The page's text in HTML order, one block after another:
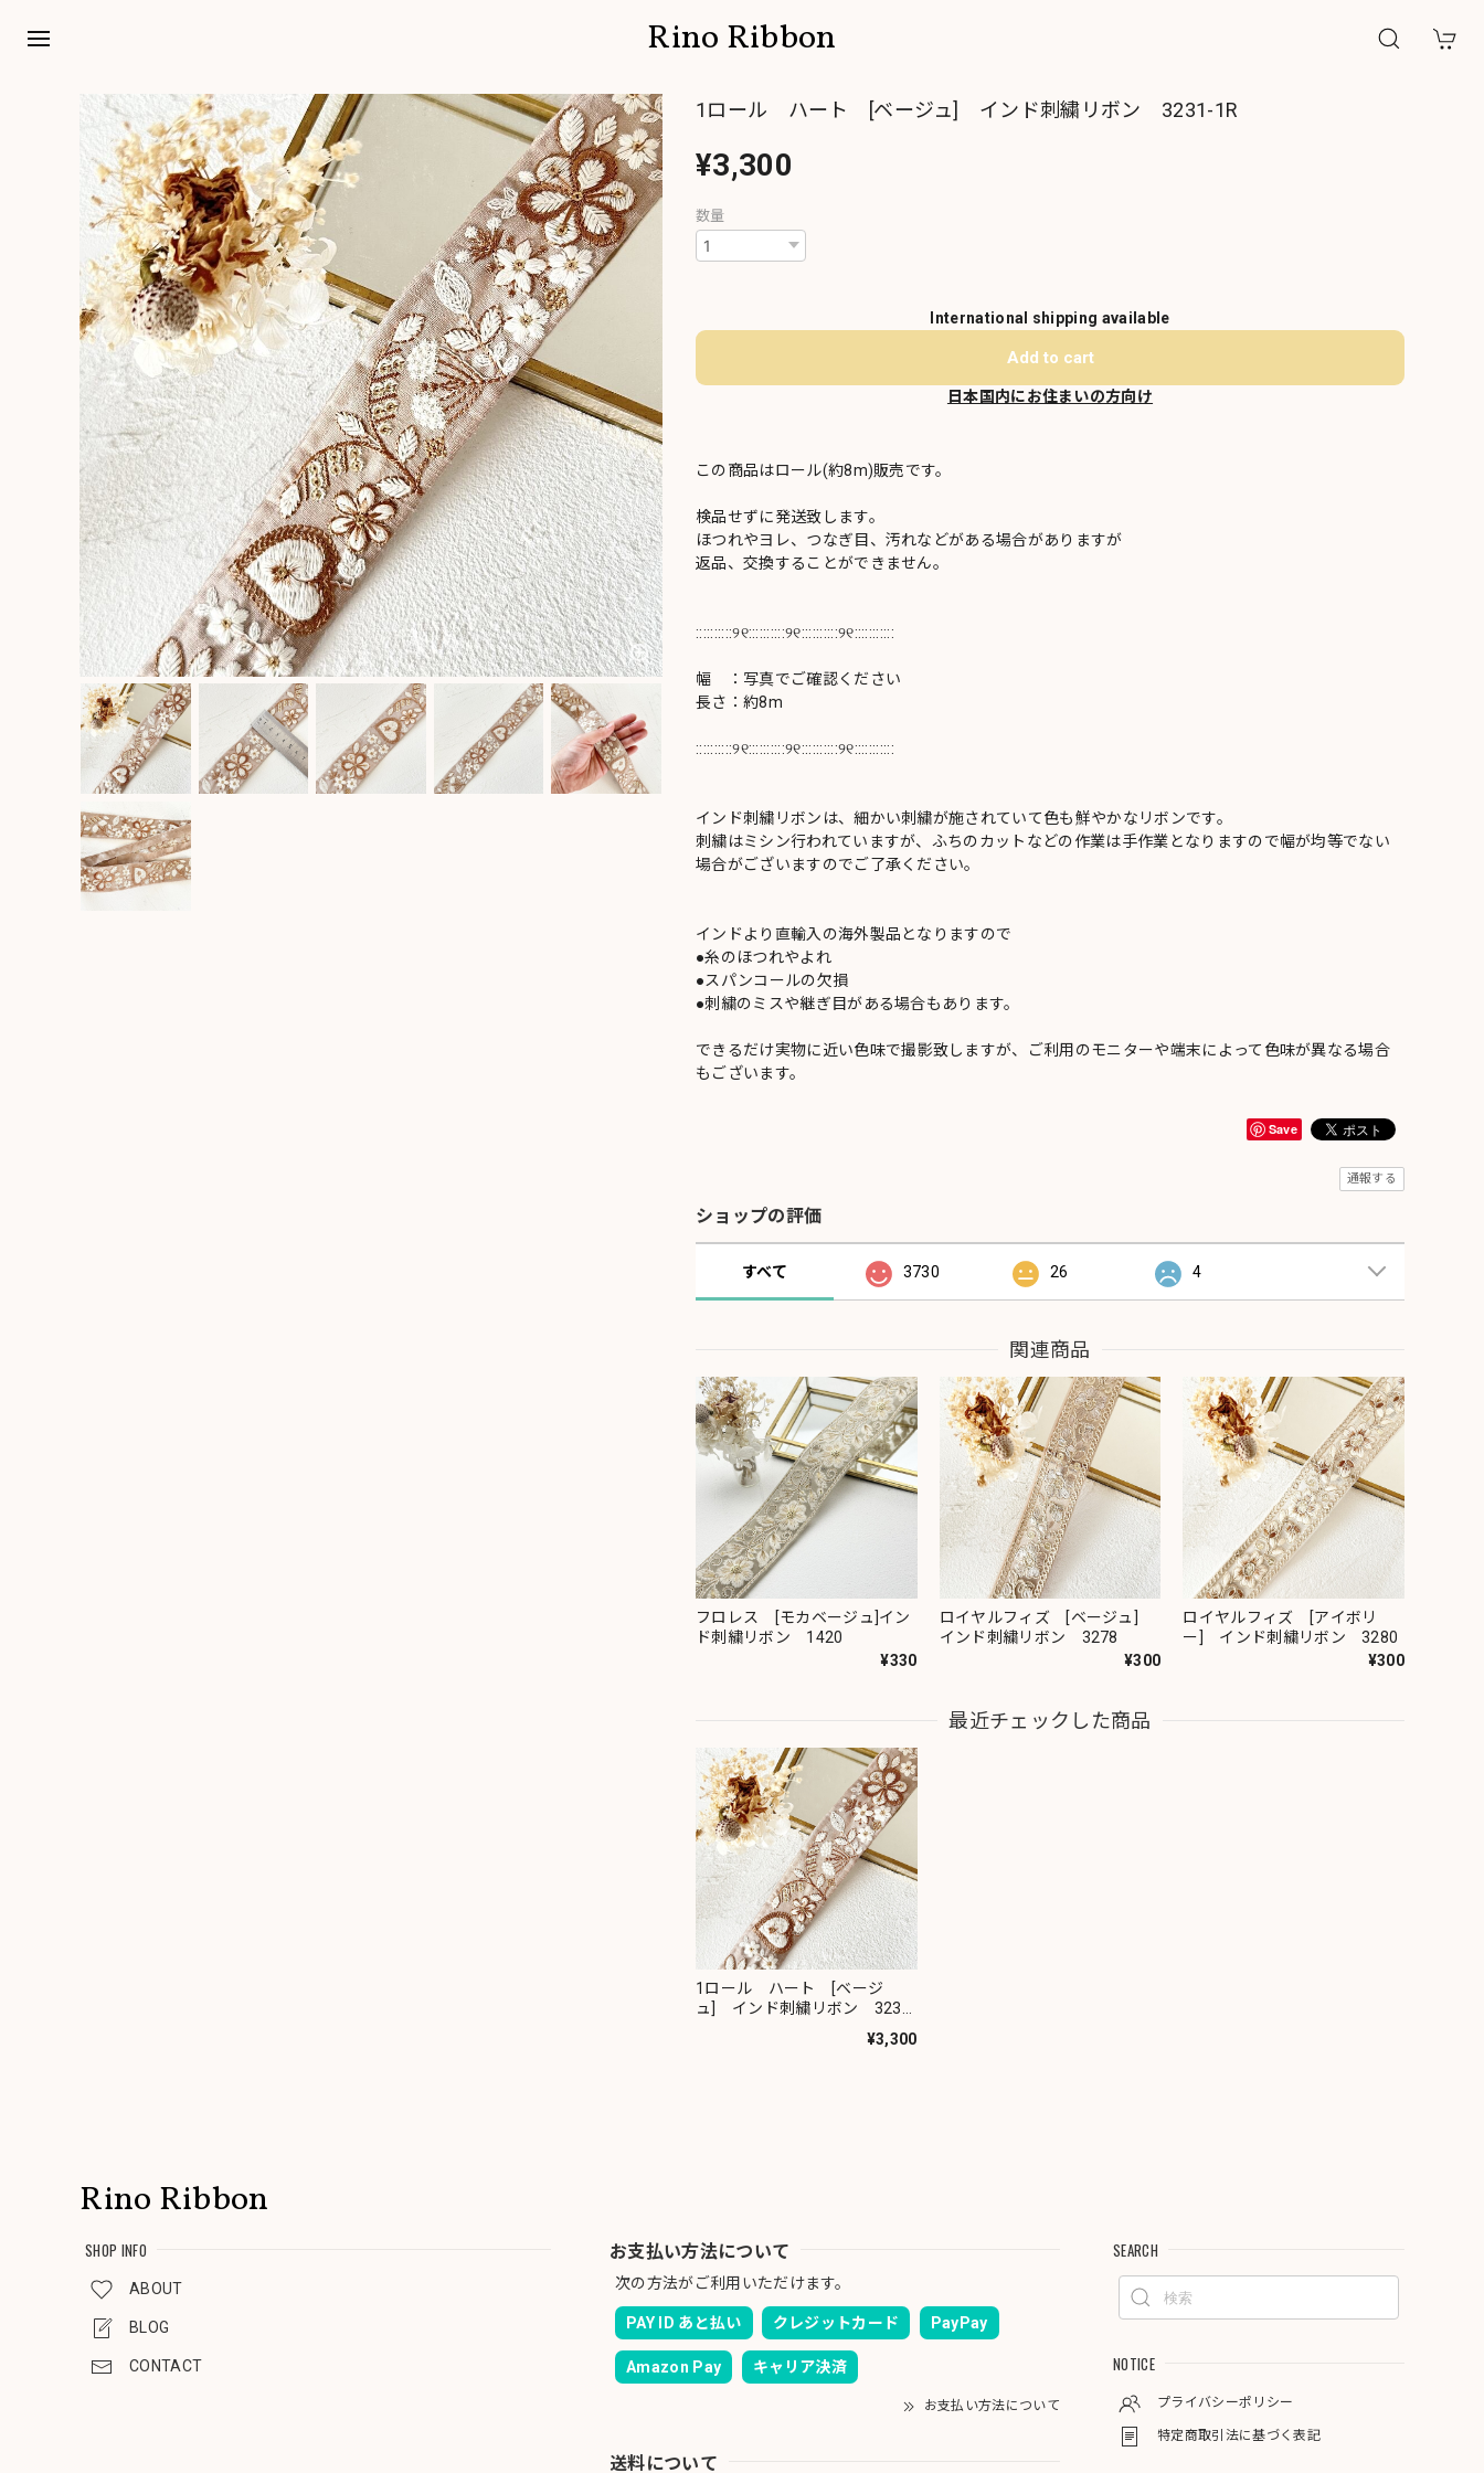
Rino Ribbon
1ロール ハート [ベージュ] インド刺繍リボン 3231-1R
¥3,300
数量
International shipping available
Add to cart
日本国内にお住まいの方向け
この商品はロール(約8m)販売です。
検品せずに発送致します。
ほつれやヨレ、つなぎ目、汚れなどがある場合がありますが
返品、交換することができません。
::::::::::୨୧::::::::::୨୧::::::::::୨୧:::::::::::
幅 ：写真でご確認ください
長さ：約8m
::::::::::୨୧::::::::::୨୧::::::::::୨୧:::::::::::
インド刺繍リボンは、細かい刺繍が施されていて色も鮮やかなリボンです。
刺繍はミシン行われていますが、ふちのカットなどの作業は手作業となりますので幅が均等でない
場合がございますのでご了承ください。
インドより直輸入の海外製品となりますので
●糸のほつれやよれ
●スパンコールの欠損
●刺繍のミスや継ぎ目がある場合もあります。
できるだけ実物に近い色味で撮影致しますが、ご利用のモニターや端末によって色味が異なる場合
もございます。
Save
通報する
ショップの評価
すべて 3730 26 4
関連商品
フロレス [モカベージュ]イン
ド刺繍リボン 1420
¥330
ロイヤルフィズ [ベージュ]
インド刺繍リボン 3278
¥300
ロイヤルフィズ [アイボリ
ー] インド刺繍リボン 3280
¥300
最近チェックした商品
1ロール ハート [ベージ
ュ] インド刺繍リボン 3231-
¥3,300
Rino Ribbon
SHOP INFO
ABOUT
BLOG
CONTACT
お支払い方法について
次の方法がご利用いただけます。
PAY ID あと払い クレジットカード PayPay
Amazon Pay キャリア決済
お支払い方法について
送料について
SEARCH
NOTICE
プライバシーポリシー
特定商取引法に基づく表記